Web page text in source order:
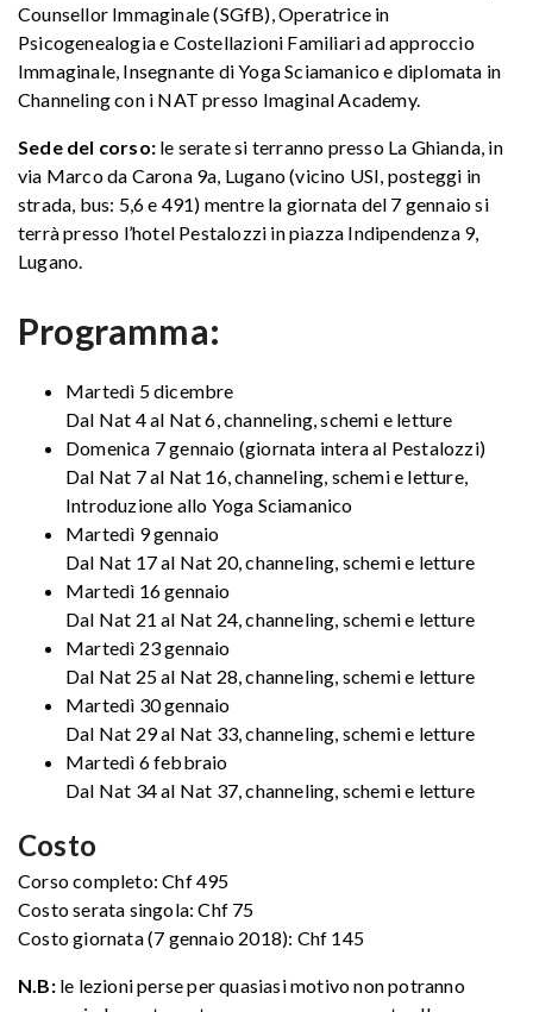
Counsellor Immaginale (SGfB), Operatrice in
Psicogenealogia e Costellazioni Familiari ad approccio
Immaginale, Insegnante di Yoga Sciamanico e diplomata in
Channeling con i NAT presso Imaginal Academy.
Sede del corso: le serate si terranno presso La Ghianda, in
via Marco da Carona 9a, Lugano (vicino USI, posteggi in
strada, bus: 5,6 e 491) mentre la giornata del 7 gennaio si
terrà presso l’hotel Pestalozzi in piazza Indipendenza 9,
Lugano.
Programma:
Martedì 5 dicembre
Dal Nat 4 al Nat 6, channeling, schemi e letture
Domenica 7 gennaio (giornata intera al Pestalozzi)
Dal Nat 7 al Nat 16, channeling, schemi e letture,
Introduzione allo Yoga Sciamanico
Martedì 9 gennaio
Dal Nat 17 al Nat 20, channeling, schemi e letture
Martedì 16 gennaio
Dal Nat 21 al Nat 24, channeling, schemi e letture
Martedì 23 gennaio
Dal Nat 25 al Nat 28, channeling, schemi e letture
Martedì 30 gennaio
Dal Nat 29 al Nat 33, channeling, schemi e letture
Martedì 6 febbraio
Dal Nat 34 al Nat 37, channeling, schemi e letture
Costo
Corso completo: Chf 495
Costo serata singola: Chf 75
Costo giornata (7 gennaio 2018): Chf 145
N.B:le lezioni perse per quasiasi motivo non potranno